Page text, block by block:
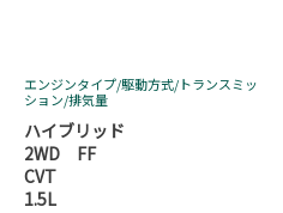
エンジンタイプ/駆動方式/トランスミッ
ション/排気量
ハイブリッド
2WD FF
CVT
1.5L